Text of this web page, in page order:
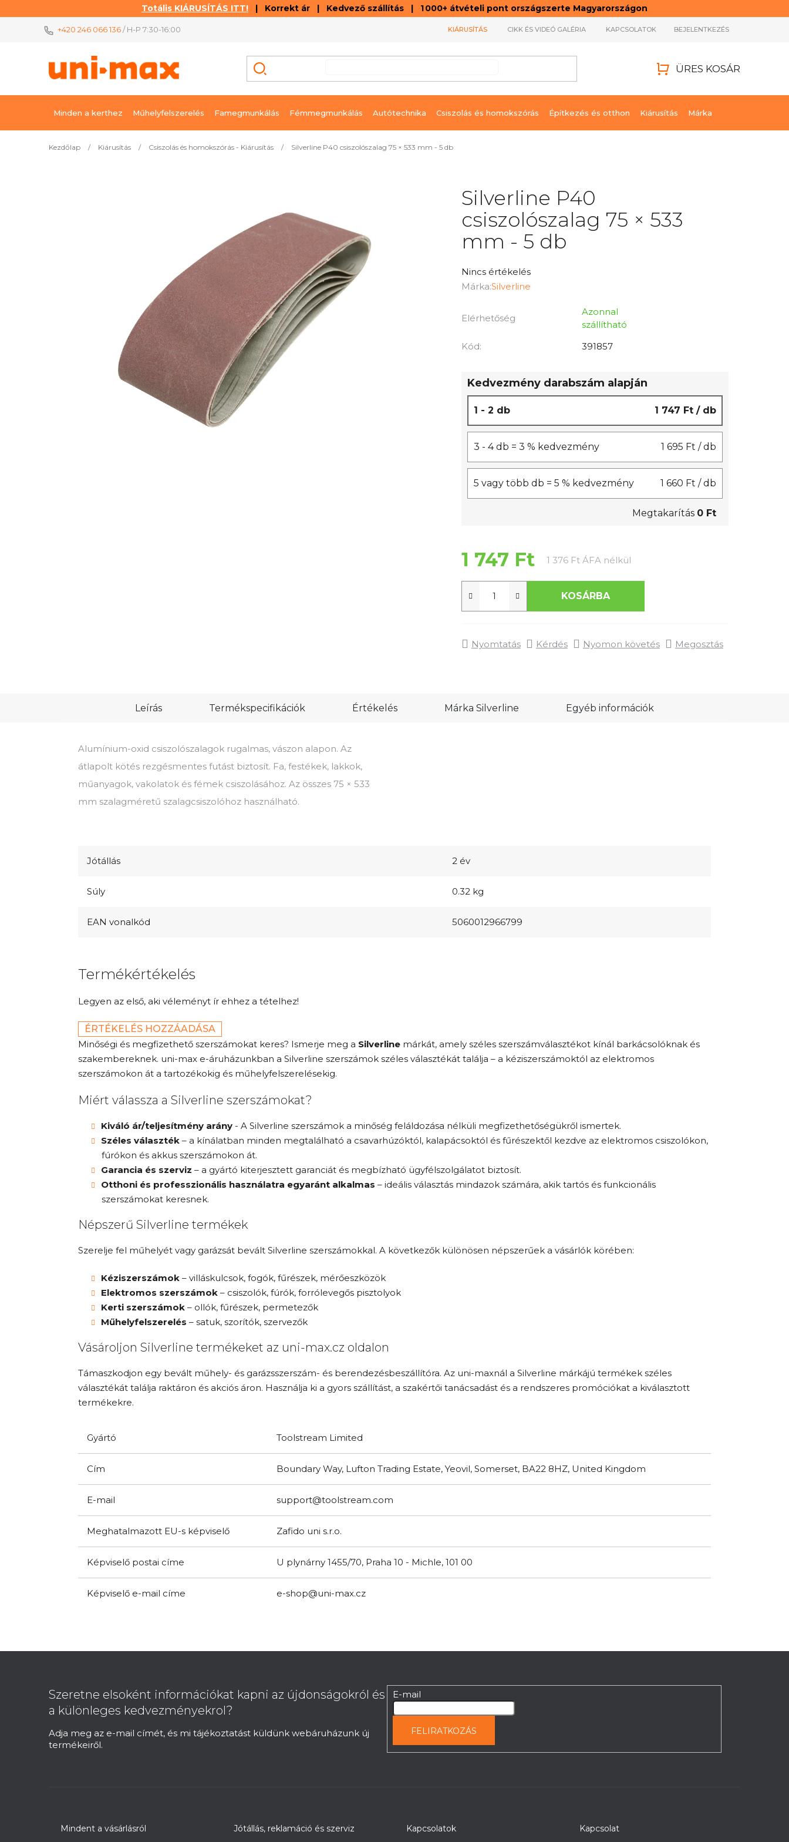
Totális KIÁRUSÍTÁS ITT! | Korrekt ár | Kedvező szállítás | 1 000+ átvételi pont országszerte Magyarországon
+420 246 066 136/ H-P 7:30-16:00 KIÁRUSÍTÁS CIKK ÉS VIDEÓ GALÉRIA KAPCSOLATOK BEJELENTKEZÉS
ÜRES KOSÁR
Minden a kerthez Műhelyfelszerelés Famegmunkálás Fémmegmunkálás Autótechnika Csiszolás és homokszórás Építkezés és otthon Kiárusítás Márka
Kezdőlap / Kiárusítás / Csiszolás és homokszórás - Kiárusítás / Silverline P40 csiszolószalag 75 × 533 mm - 5 db
Silverline P40
csiszolószalag 75 × 533
mm - 5 db
A
termék
értékelése
ből
Nincs értékelés
Márka:Silverline
Elérhetőség
Azonnal
szállítható
Kód:
391857
Kedvezmény darabszám alapján
1 - 2 db 1 747 Ft / db
3 - 4 db = 3 % kedvezmény 1 695 Ft / db
5 vagy több db = 5 % kedvezmény 1 660 Ft / db
Megtakarítás 0 Ft
1 747 Ft 1 376 Ft ÁFA nélkülEgységár:
KOSÁRBA
Nyomtatás Kérdés Nyomon követés Megosztás
Leírás Termékspecifikációk Értékelés Márka Silverline Egyéb információk
Alumínium-oxid csiszolószalagok rugalmas, vászon alapon. Az
átlapolt kötés rezgésmentes futást biztosít. Fa, festékek, lakkok,
műanyagok, vakolatok és fémek csiszolásához. Az összes 75 × 533
mm szalagméretű szalagcsiszolóhoz használható.
Jótállás 2 év
Súly 0.32 kg
EAN vonalkód 5060012966799
Termékértékelés
Legyen az első, aki véleményt ír ehhez a tételhez!
ÉRTÉKELÉS HOZZÁADÁSA
Minőségi és megfizethető szerszámokat keres? Ismerje meg a Silverline márkát, amely széles szerszámválasztékot kínál barkácsolóknak és
szakembereknek. uni-max e-áruházunkban a Silverline szerszámok széles választékát találja – a kéziszerszámoktól az elektromos
szerszámokon át a tartozékokig és műhelyfelszerelésekig.
Miért válassza a Silverline szerszámokat?
Kiváló ár/teljesítmény arány - A Silverline szerszámok a minőség feláldozása nélküli megfizethetőségükről ismertek.
Széles választék – a kínálatban minden megtalálható a csavarhúzóktól, kalapácsoktól és fűrészektől kezdve az elektromos csiszolókon,
fúrókon és akkus szerszámokon át.
Garancia és szerviz – a gyártó kiterjesztett garanciát és megbízható ügyfélszolgálatot biztosít.
Otthoni és professzionális használatra egyaránt alkalmas – ideális választás mindazok számára, akik tartós és funkcionális
szerszámokat keresnek.
Népszerű Silverline termékek
Szerelje fel műhelyét vagy garázsát bevált Silverline szerszámokkal. A következők különösen népszerűek a vásárlók körében:
Kéziszerszámok – villáskulcsok, fogók, fűrészek, mérőeszközök
Elektromos szerszámok – csiszolók, fúrók, forrólevegős pisztolyok
Kerti szerszámok – ollók, fűrészek, permetezők
Műhelyfelszerelés – satuk, szorítók, szervezők
Vásároljon Silverline termékeket az uni-max.cz oldalon
Támaszkodjon egy bevált műhely- és garázsszerszám- és berendezésbeszállítóra. Az uni-maxnál a Silverline márkájú termékek széles
választékát találja raktáron és akciós áron. Használja ki a gyors szállítást, a szakértői tanácsadást és a rendszeres promóciókat a kiválasztott
termékekre.
Gyártó Toolstream Limited
Cím Boundary Way, Lufton Trading Estate, Yeovil, Somerset, BA22 8HZ, United Kingdom
E-mail support@toolstream.com
Meghatalmazott EU-s képviselő Zafido uni s.r.o.
Képviselő postai címe U plynárny 1455/70, Praha 10 - Michle, 101 00
Képviselő e-mail címe e-shop@uni-max.cz
Szeretne elsoként információkat kapni az újdonságokról és
a különleges kedvezményekrol?
Adja meg az e-mail címét, és mi tájékoztatást küldünk webáruházunk új
termékeiről.
E-mail
FELIRATKOZÁS
Mindent a vásárlásról Jótállás, reklamáció és szerviz Kapcsolatok Kapcsolat